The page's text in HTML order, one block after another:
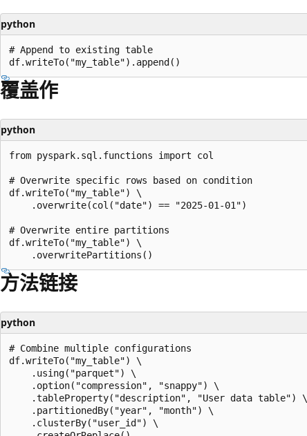
python
# Append to existing table
覆盖作
python
from pyspark.sql.functions import col
# Overwrite specific rows based on condition
df.writeTo("my_table") \
    .overwrite(col("date") == "2025-01-01")
# Overwrite entire partitions
df.writeTo("my_table") \
方法链接
python
# Combine multiple configurations
df.writeTo("my_table") \
    .using("parquet") \
    .option("compression", "snappy") \
    .tableProperty("description", "User data table") \
    .partitionedBy("year", "month") \
    .clusterBy("user_id") \